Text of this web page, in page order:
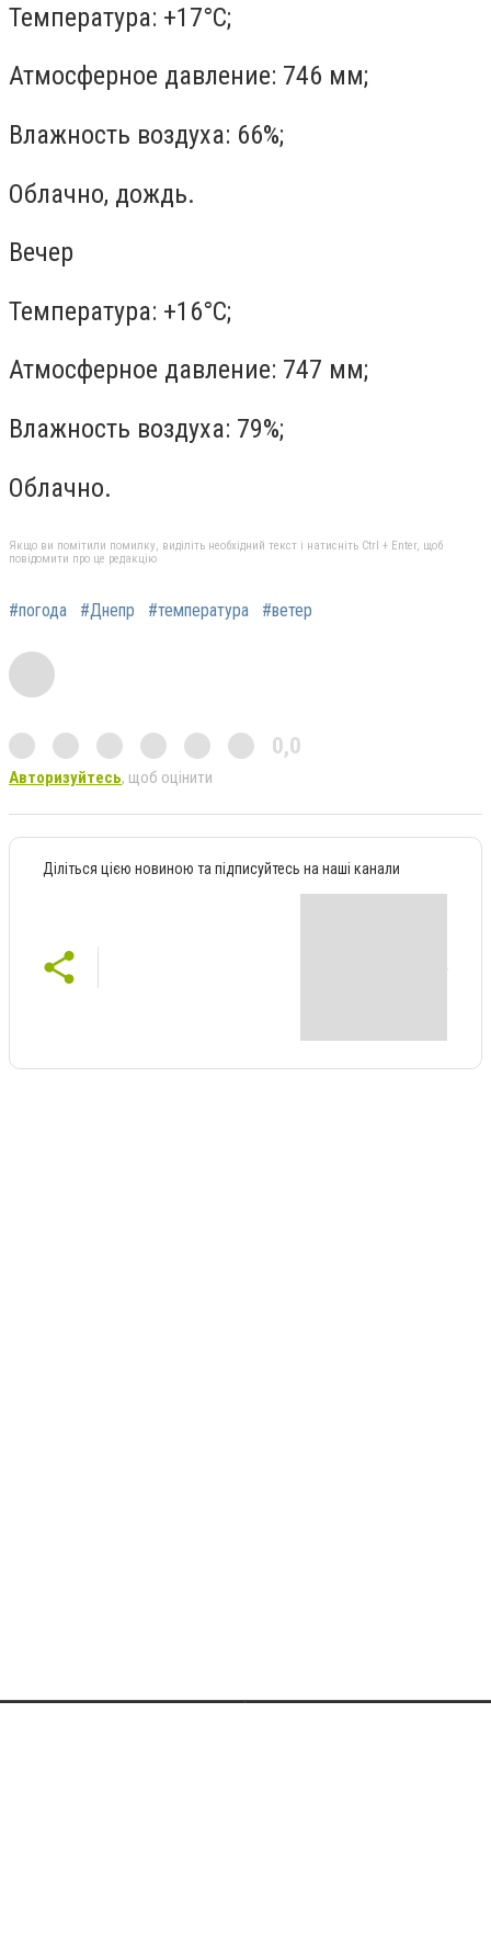
Температура: +17°C;
Атмосферное давление: 746 мм;
Влажность воздуха: 66%;
Облачно, дождь.
Вечер
Температура: +16°C;
Атмосферное давление: 747 мм;
Влажность воздуха: 79%;
Облачно.
Якщо ви помітили помилку, виділіть необхідний текст і натисніть Ctrl + Enter, щоб
повідомити про це редакцію
#погода #Днепр #температура #ветер
0,0
Авторизуйтесь, щоб оцінити
Діліться цією новиною та підписуйтесь на наші канали